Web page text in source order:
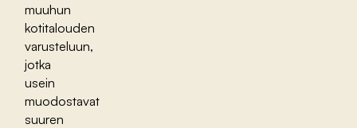
muuhun
kotitalouden
varusteluun,
jotka
usein
muodostavat
suuren